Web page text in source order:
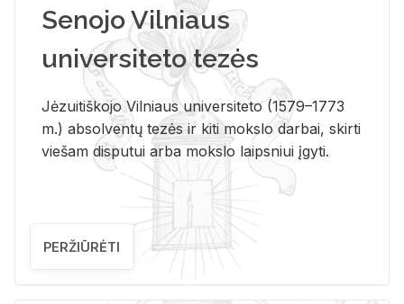
Senojo Vilniaus
universiteto tezės
Jėzuitiškojo Vilniaus universiteto (1579–1773
m.) absolventų tezės ir kiti mokslo darbai, skirti
viešam disputui arba mokslo laipsniui įgyti.
PERŽIŪRĖTI